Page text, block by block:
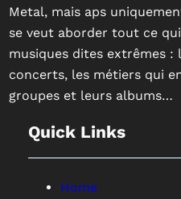
Metal, mais aps
se veut aborder tout ce
musiques dites extrêmes
concerts, les métiers qui
groupes et leurs albums…
Quick Links
Home